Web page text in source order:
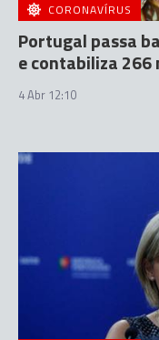
CORONAVÍRUS
Portugal passa
e contabiliza
4 Abr 12:10